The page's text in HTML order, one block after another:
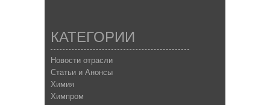
КАТЕГОРИИ
Новости отрасли
Статьи и Анонсы
Химия
Химпром